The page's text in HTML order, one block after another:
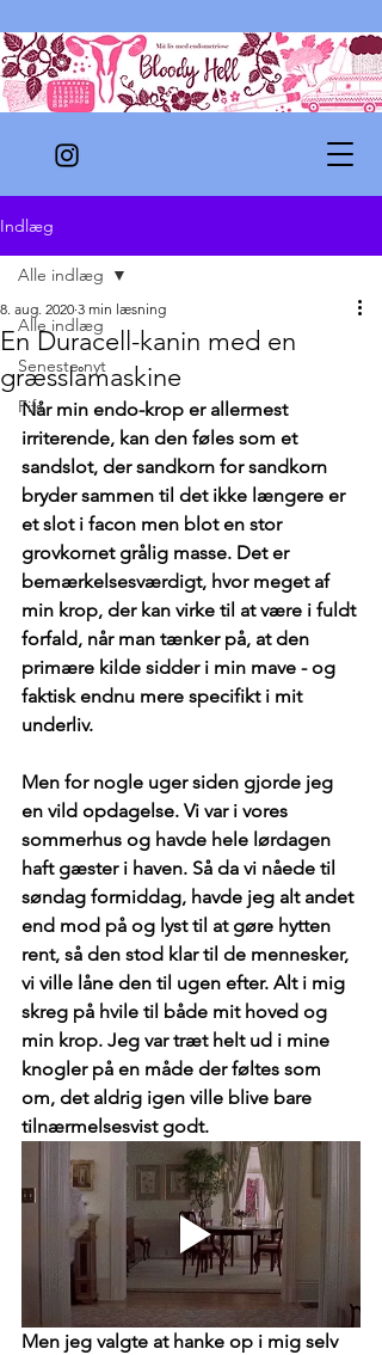
Indlæg
Alle indlæg
Seneste nyt
Fifs
Alle indlæg
En Duracell-kanin med en
græsslåmaskine
8. aug. 2020 3 min læsning
Når min endo-krop er allermest
irriterende, kan den føles som et
sandslot, der sandkorn for sandkorn
bryder sammen til det ikke længere er
et slot i facon men blot en stor
grovkornet grålig masse. Det er
bemærkelsesværdigt, hvor meget af
min krop, der kan virke til at være i fuldt
forfald, når man tænker på, at den
primære kilde sidder i min mave - og
faktisk endnu mere specifikt i mit
underliv.
Men for nogle uger siden gjorde jeg
en vild opdagelse. Vi var i vores
sommerhus og havde hele lørdagen
haft gæster i haven. Så da vi nåede til
søndag formiddag, havde jeg alt andet
end mod på og lyst til at gøre hytten
rent, så den stod klar til de mennesker,
vi ville låne den til ugen efter. Alt i mig
skreg på hvile til både mit hoved og
min krop. Jeg var træt helt ud i mine
knogler på en måde der føltes som
om, det aldrig igen ville blive bare
tilnærmelsesvist godt.
Men jeg valgte at hanke op i mig selv